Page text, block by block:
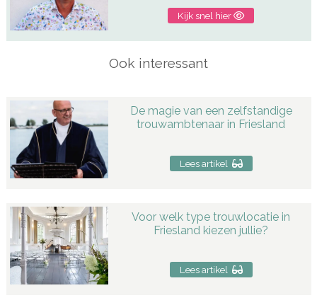
Kijk snel hier
Ook interessant
De magie van een zelfstandige
trouwambtenaar in Friesland
Lees artikel
Voor welk type trouwlocatie in
Friesland kiezen jullie?
Lees artikel